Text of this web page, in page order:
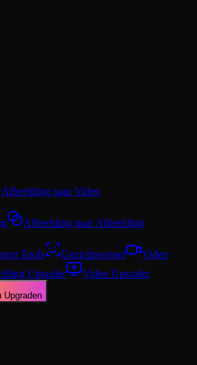
Afbeelding naar Video
Afbeelding naar Afbeelding
Tools Gezichtswissel
Video
Upscaler
Video Upscaler
Upgraden